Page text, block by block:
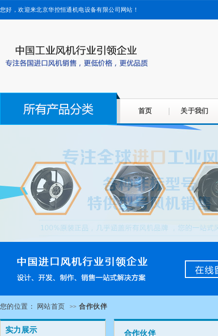
您好，欢迎来北京华控恒通机电设备有限公司网站！
首页 关于我们
您的位置： 网站首页 >> 合作伙伴
实力展示 合作伙伴